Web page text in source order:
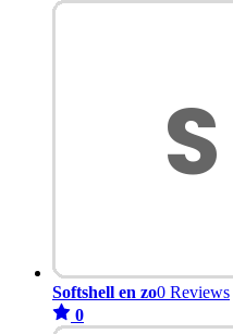
Softshell en zo0 Reviews
0